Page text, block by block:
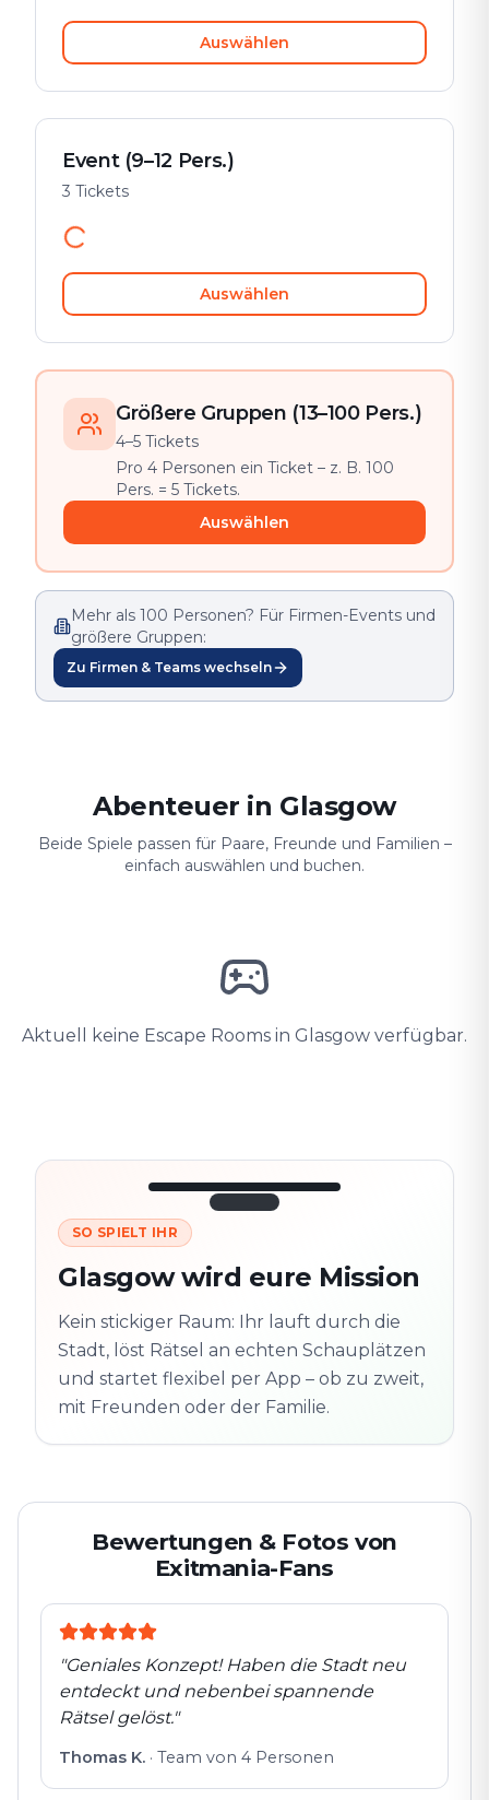
Auswählen
Event (9–12 Pers.)
3 Tickets
Auswählen
Größere Gruppen (13–100 Pers.)
4–5 Tickets
Pro 4 Personen ein Ticket – z. B. 100
Pers. = 5 Tickets.
Auswählen
Mehr als 100 Personen? Für Firmen-Events und
größere Gruppen:
Zu Firmen & Teams wechseln
Abenteuer in Glasgow
Beide Spiele passen für Paare, Freunde und Familien –
einfach auswählen und buchen.
Aktuell keine Escape Rooms in Glasgow verfügbar.
3/10
Nächster
Schauplatz
m
Spur
entdeckt
Altstadt
Folgt der Spur
Echte Orte · völlig
flexibel
SO SPIELT IHR
Glasgow wird eure Mission
Kein stickiger Raum: Ihr lauft durch die
Stadt, löst Rätsel an echten Schauplätzen
und startet flexibel per App – ob zu zweit,
mit Freunden oder der Familie.
Bewertungen & Fotos von
Exitmania-Fans
"Geniales Konzept! Haben die Stadt neu
entdeckt und nebenbei spannende
Rätsel gelöst."
Thomas K. · Team von 4 Personen